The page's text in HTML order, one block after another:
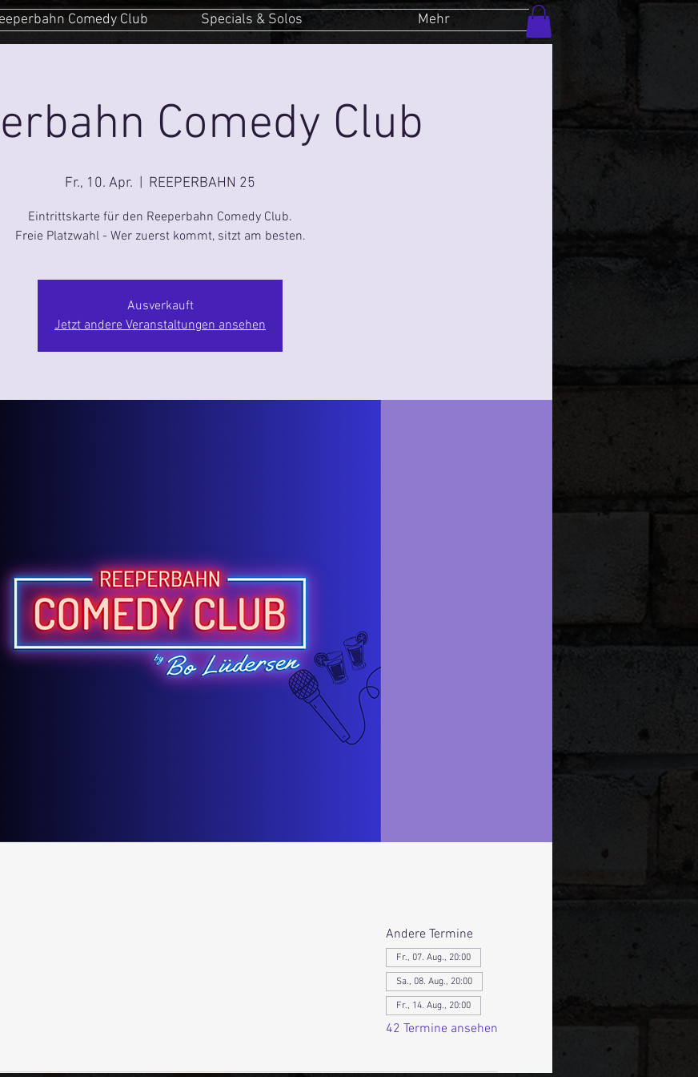
Comedy Club Specials & Solos Mehr
Comedy Club
Fr., 10. Apr. REEPERBAHN 25
Eintrittskarte für den Reeperbahn Comedy Club.
Freie Platzwahl - Wer zuerst kommt, sitzt am besten.
Ausverkauft
Jetzt andere Veranstaltungen ansehen
Andere Termine
Fr., 07. Aug., 20:00
Sa., 08. Aug., 20:00
Fr., 14. Aug., 20:00
42 Termine ansehen